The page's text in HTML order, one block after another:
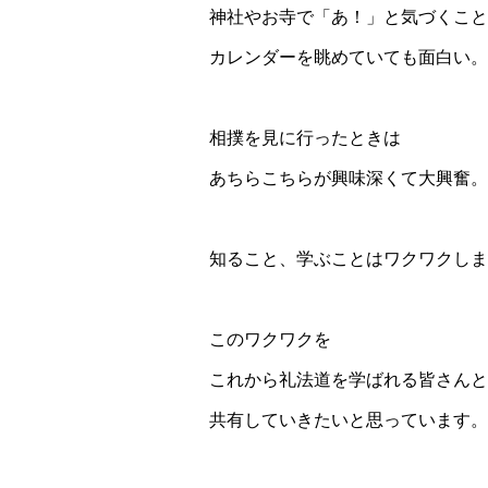
神社やお寺で「あ！」と気づくこと
カレンダーを眺めていても面白い。
相撲を見に行ったときは
あちらこちらが興味深くて大興奮。
知ること、学ぶことはワクワクしま
このワクワクを
これから礼法道を学ばれる皆さんと
共有していきたいと思っています。